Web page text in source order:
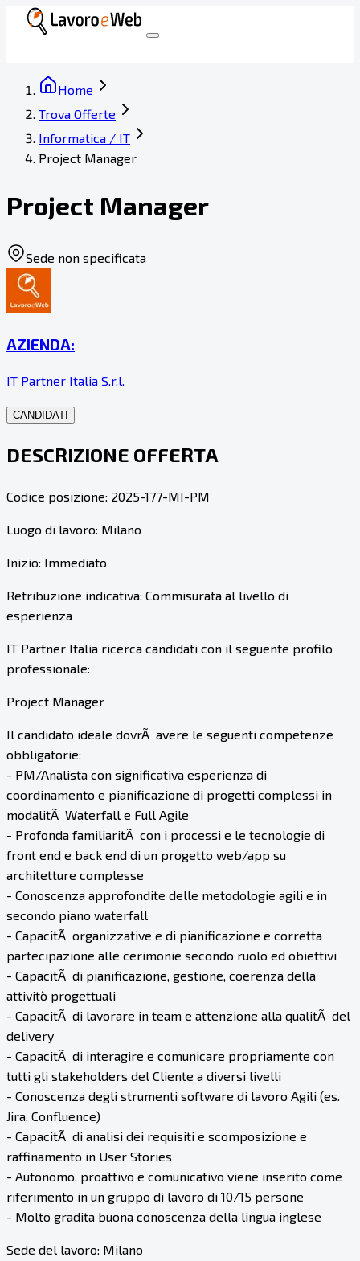
Home
Trova Offerte
Informatica / IT
Project Manager
Project Manager
Sede non specificata
AZIENDA:
IT Partner Italia S.r.l.
CANDIDATI
DESCRIZIONE OFFERTA
Codice posizione: 2025-177-MI-PM
Luogo di lavoro: Milano
Inizio: Immediato
Retribuzione indicativa: Commisurata al livello di
esperienza
IT Partner Italia ricerca candidati con il seguente profilo
professionale:
Project Manager
Il candidato ideale dovrÃ avere le seguenti competenze
obbligatorie:
- PM/Analista con significativa esperienza di
coordinamento e pianificazione di progetti complessi in
modalitÃ Waterfall e Full Agile
- Profonda familiaritÃ con i processi e le tecnologie di
front end e back end di un progetto web/app su
architetture complesse
- Conoscenza approfondite delle metodologie agili e in
secondo piano waterfall
- CapacitÃ organizzative e di pianificazione e corretta
partecipazione alle cerimonie secondo ruolo ed obiettivi
- CapacitÃ di pianificazione, gestione, coerenza della
attivitò progettuali
- CapacitÃ di lavorare in team e attenzione alla qualitÃ del
delivery
- CapacitÃ di interagire e comunicare propriamente con
tutti gli stakeholders del Cliente a diversi livelli
- Conoscenza degli strumenti software di lavoro Agili (es.
Jira, Confluence)
- CapacitÃ di analisi dei requisiti e scomposizione e
raffinamento in User Stories
- Autonomo, proattivo e comunicativo viene inserito come
riferimento in un gruppo di lavoro di 10/15 persone
- Molto gradita buona conoscenza della lingua inglese
Sede del lavoro: Milano